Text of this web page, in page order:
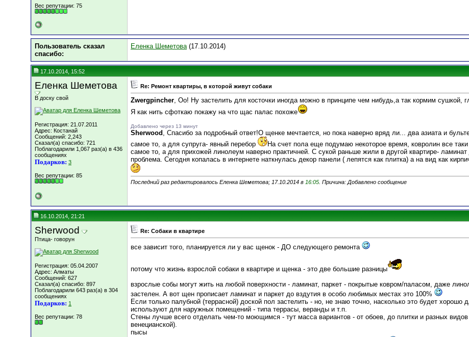
Вес репутации: 75
Пользователь сказал
cпасибо:
Еленка Шеметова(17.10.2014)
17.10.2014, 15:52
Еленка Шеметова
В доску свой
Регистрация: 21.07.2011
Адрес: Костанай
Сообщений: 2,243
Сказал(а) спасибо: 721
Поблагодарили 1,067 раз(а) в 436
сообщениях
Подарков: 3
Вес репутации: 85
Re: Ремонт квартиры, в которой живут собаки
Zwergpincher, Оо! Ну застелить для косточки иногда можно в принципе чем нибудь,а так кормим сушкой,
Я как нить сфоткаю покажу на что щас палас похоже
Добавлено через 13 минут
Sherwood , Спасибо за подробный ответ!О щенке мечтается, но пока наверно вряд ли... два азиата и
самое то, а для супруга- явный перебор
На счет пола еще подумаю некоторое время, ковролин все
самое то, а для прихожей линолеум наверно практичней. С сукой раньше жили в другой квартире-
проблема. Сегодня копалась в интернете наткнулась декор панели ( лепятся как плитка) а на вид как
Последний раз редактировалось Еленка Шеметова; 17.10.2014 в 16:05 . Причина: Добавлено сообщение
16.10.2014, 21:21
Sherwood
Птица- говорун
Регистрация: 05.04.2007
Адрес: Алматы
Сообщений: 627
Сказал(а) спасибо: 897
Поблагодарили 643 раз(а) в 304
сообщениях
Подарков: 1
Вес репутации: 78
Re: Собаки в квартире
все зависит того, планируется ли у вас щенок - ДО следующего ремонта
потому что жизнь взрослой собаки в квартире и щенка - это две большие разницы
взрослые собы могут жить на любой поверхности - ламинат, паркет - покрытые ковром/паласом, даже
застелен. А вот щен прописает ламинат и паркет до вздутия в особо любимых местах это 100%
Если только палубной (террасной) доской пол застелить - но, не знаю точно, насколько это будет хорошо
используют для наружных помещений - типа террасы, веранды и т.п.
Стены лучше всего отделать чем-то моющимся - тут масса вариантов - от обоев, до плитки и разных видов
венецианской).
пысы